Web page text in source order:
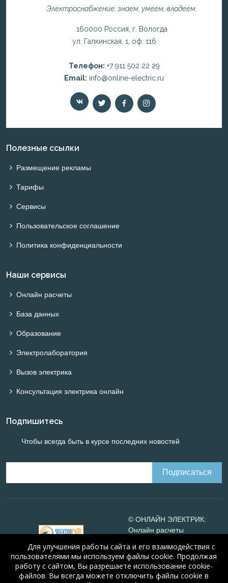
Электроснабжение: знаем, умеем, владеем.
160000 Россия, г. Вологда
ул. Галкинская, 1, оф. 116
Телефон: +7 911 502 22 29
Email: info@online-electric.ru
Полезные ссылки
Размещение рекламы
Тарифы
Сервисы
Пользовательское соглашение
Политика конфиденциальности
Наши сервисы
Онлайн расчеты
База данных
Образование
Электролаборатория
Вызов электрика
Консультация электрика онлайн
Подпишитесь
Чтобы всегда быть в курсе последних новостей
© ОНЛАЙН ЭЛЕКТРИК:
Онлайн расчеты
Online-electric.ru, 2008-
2026
© А.Н. Алюнов, 2008-2026
Для улучшения работы сайта и его взаимодействия с
пользователями мы используем файлы cookie. Продолжая
работу с сайтом, Вы разрешаете использование cookie-
файлов. Вы всегда можете отключить файлы cookie в